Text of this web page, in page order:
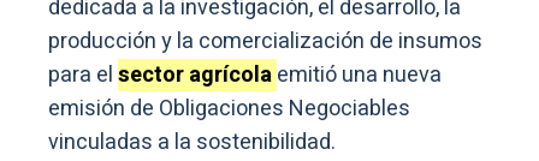
dedicada a la investigación, el desarrollo, la
producción y la comercialización de insumos
para elsector agrícolaemitió una nueva
emisión de Obligaciones Negociables
vinculadas a la sostenibilidad.